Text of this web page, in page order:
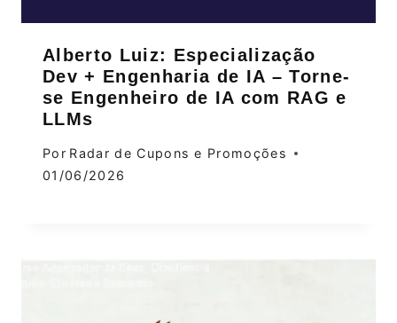
Alberto Luiz: Especialização
Dev + Engenharia de IA – Torne-
se Engenheiro de IA com RAG e
LLMs
Por Radar de Cupons e Promoções
01/06/2026